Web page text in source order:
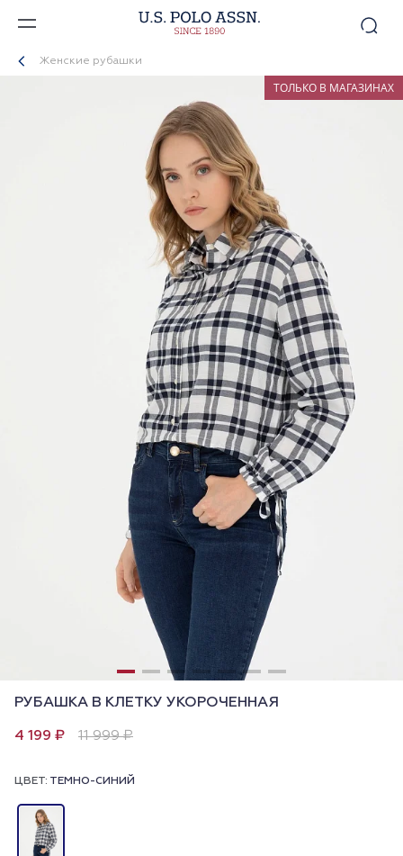
Женские рубашки
ТОЛЬКО В МАГАЗИНАХ
РУБАШКА В КЛЕТКУ УКОРОЧЕННАЯ
4 199 ₽ 11 999 ₽
ЦВЕТ: ТЕМНО-СИНИЙ